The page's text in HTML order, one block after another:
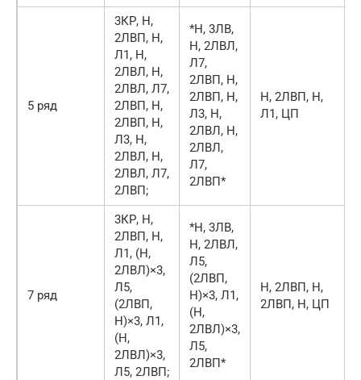
5 ряд
3КР, Н,
2ЛВП, Н,
Л1, Н,
2ЛВЛ, Н,
2ЛВЛ, Л7,
2ЛВП, Н,
2ЛВП, Н,
Л3, Н,
2ЛВЛ, Н,
2ЛВЛ, Л7,
2ЛВП;
*Н, 3ЛВ,
Н, 2ЛВЛ,
Л7,
2ЛВП, Н,
2ЛВП, Н,
Л3, Н,
2ЛВЛ, Н,
2ЛВЛ,
Л7,
2ЛВП*
Н, 2ЛВП, Н,
Л1, ЦП
7 ряд
3КР, Н,
2ЛВП, Н,
Л1, (Н,
2ЛВЛ)×3,
Л5,
(2ЛВП,
Н)×3, Л1,
(Н,
2ЛВЛ)×3,
Л5, 2ЛВП;
*Н, 3ЛВ,
Н, 2ЛВЛ,
Л5,
(2ЛВП,
Н)×3, Л1,
(Н,
2ЛВЛ)×3,
Л5,
2ЛВП*
Н, 2ЛВП, Н,
2ЛВП, Н, ЦП